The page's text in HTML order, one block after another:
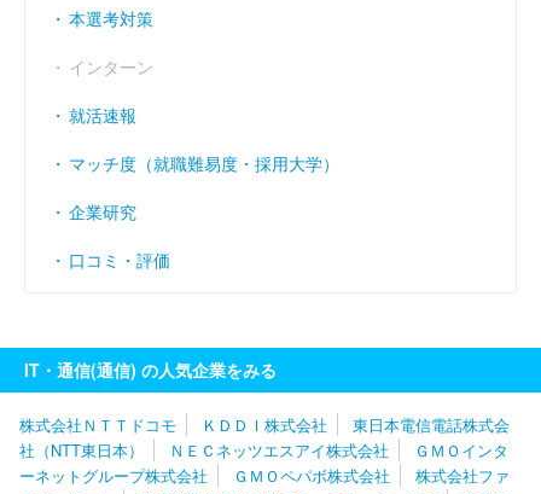
本選考対策
インターン
就活速報
マッチ度（就職難易度・採用大学）
企業研究
口コミ・評価
IT・通信(通信) の人気企業をみる
株式会社ＮＴＴドコモ ＫＤＤＩ株式会社
東日本電信電話株式会
社（NTT東日本）
ＮＥＣネッツエスアイ株式会社
ＧＭＯインタ
ーネットグループ株式会社
ＧＭＯペパボ株式会社
株式会社ファ